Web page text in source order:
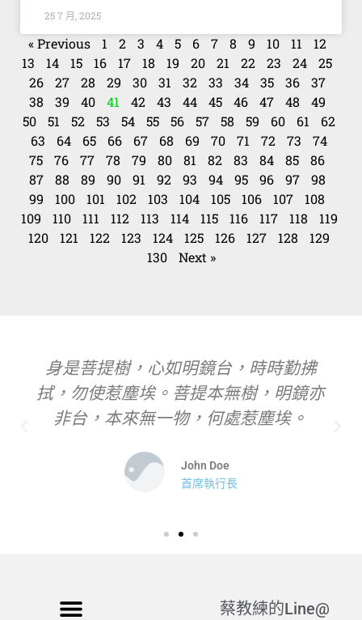
25 7 月, 2025
« Previous 1 2 3 4 5 6 7 8 9 10 11
12
13
14 15 16 17 18 19 20 21 22 23 24
25
26
27 28 29 30 31 32 33 34 35 36
37
38
39 40 41 42 43 44 45 46 47 48
49
50
51 52 53 54 55 56 57 58 59 60 61
62
63
64 65 66 67 68 69 70 71 72 73
74
75
76 77 78 79 80 81 82 83 84 85
86
87
88 89 90 91 92 93 94 95 96 97
98
99
100 101 102 103 104 105 106 107
108
109
110 111 112 113 114 115 116 117 118
119
120
121 122 123 124 125 126 127 128
129
130
Next »
身是菩提樹，心如明鏡台，時時勤拂
拭，勿使惹塵埃。菩提本無樹，明鏡亦
非台，本來無一物，何處惹塵埃。
John Doe
首席執行長
蔡教練的Line@